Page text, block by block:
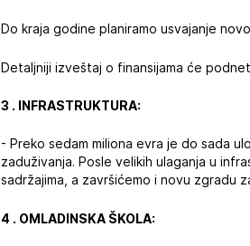
Do kraja godine planiramo usvajanje
Detaljniji izveštaj o finansijama će
3 . INFRASTRUKTURA:
- Preko sedam miliona evra je do sada
zaduživanja. Posle velikih ulaganja u
sadržajima, a završićemo i novu zgradu
4 . OMLADINSKA ŠKOLA: